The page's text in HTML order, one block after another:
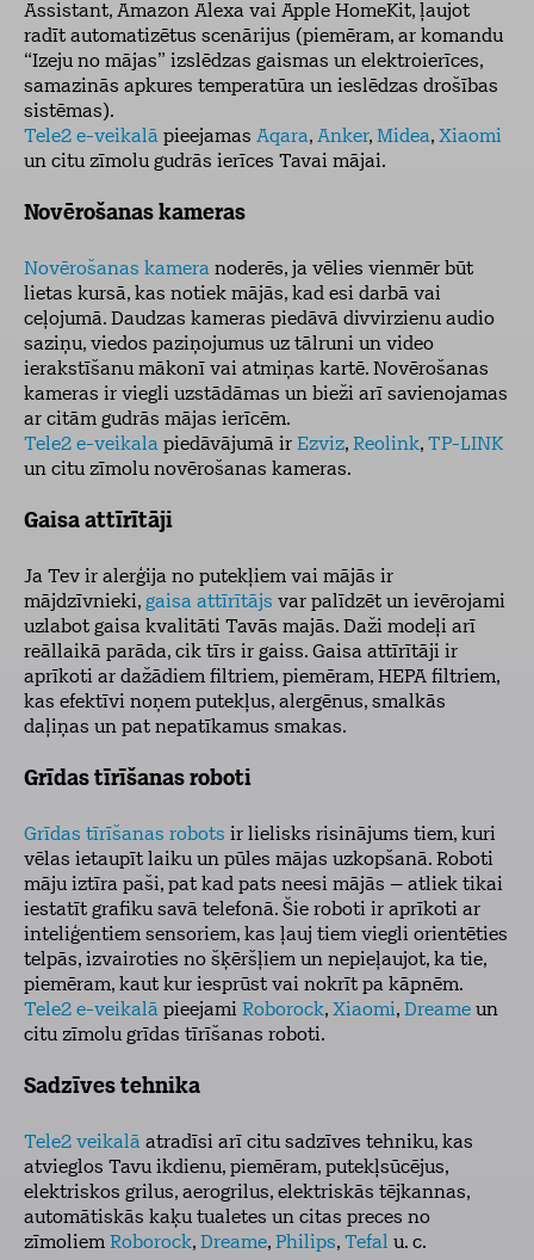
Assistant, Amazon Alexa vai Apple HomeKit, ļaujot
radīt automatizētus scenārijus (piemēram, ar komandu
“Izeju no mājas” izslēdzas gaismas un elektroierīces,
samazinās apkures temperatūra un ieslēdzas drošības
sistēmas).
Tele2 e-veikalā pieejamas Aqara, Anker, Midea, Xiaomi
un citu zīmolu gudrās ierīces Tavai mājai.
Novērošanas kameras
Novērošanas kamera noderēs, ja vēlies vienmēr būt
lietas kursā, kas notiek mājās, kad esi darbā vai
ceļojumā. Daudzas kameras piedāvā divvirzienu audio
saziņu, viedos paziņojumus uz tālruni un video
ierakstīšanu mākonī vai atmiņas kartē. Novērošanas
kameras ir viegli uzstādāmas un bieži arī savienojamas
ar citām gudrās mājas ierīcēm.
Tele2 e-veikala piedāvājumā ir Ezviz, Reolink, TP-LINK
un citu zīmolu novērošanas kameras.
Gaisa attīrītāji
Ja Tev ir alerģija no putekļiem vai mājās ir
mājdzīvnieki, gaisa attīrītājs var palīdzēt un ievērojami
uzlabot gaisa kvalitāti Tavās majās. Daži modeļi arī
reāllaikā parāda, cik tīrs ir gaiss. Gaisa attīrītāji ir
aprīkoti ar dažādiem filtriem, piemēram, HEPA filtriem,
kas efektīvi noņem putekļus, alergēnus, smalkās
daļiņas un pat nepatīkamus smakas.
Grīdas tīrīšanas roboti
Grīdas tīrīšanas robots ir lielisks risinājums tiem, kuri
vēlas ietaupīt laiku un pūles mājas uzkopšanā. Roboti
māju iztīra paši, pat kad pats neesi mājās – atliek tikai
iestatīt grafiku savā telefonā. Šie roboti ir aprīkoti ar
inteliģentiem sensoriem, kas ļauj tiem viegli orientēties
telpās, izvairoties no šķēršļiem un nepieļaujot, ka tie,
piemēram, kaut kur iesprūst vai nokrīt pa kāpnēm.
Tele2 e-veikalā pieejami Roborock, Xiaomi, Dreame un
citu zīmolu grīdas tīrīšanas roboti.
Sadzīves tehnika
Tele2 veikalā atradīsi arī citu sadzīves tehniku, kas
atvieglos Tavu ikdienu, piemēram, putekļsūcējus,
elektriskos grilus, aerogrilus, elektriskās tējkannas,
automātiskās kaķu tualetes un citas preces no
zīmoliem Roborock, Dreame, Philips, Tefal u. c.